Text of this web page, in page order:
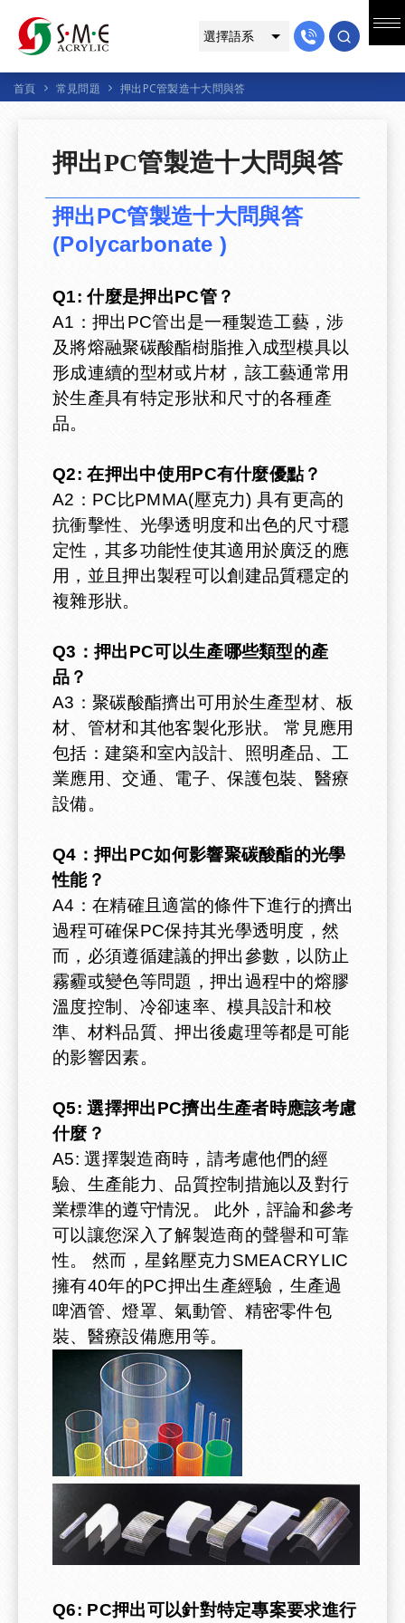
首頁 常見問題 押出PC管製造十大問與答
押出PC管製造十大問與答
押出PC管製造十大問與答
(Polycarbonate )
Q1: 什麼是押出PC管？
A1：押出PC管出是一種製造工藝，涉
及將熔融聚碳酸酯樹脂推入成型模具以
形成連續的型材或片材，該工藝通常用
於生產具有特定形狀和尺寸的各種產
品。
Q2: 在押出中使用PC有什麼優點？
A2：PC比PMMA(壓克力) 具有更高的
抗衝擊性、光學透明度和出色的尺寸穩
定性，其多功能性使其適用於廣泛的應
用，並且押出製程可以創建品質穩定的
複雜形狀。
Q3：押出PC可以生產哪些類型的產
品？
A3：聚碳酸酯擠出可用於生產型材、板
材、管材和其他客製化形狀。 常見應用
包括：建築和室內設計、照明產品、工
業應用、交通、電子、保護包裝、醫療
設備。
Q4：押出PC如何影響聚碳酸酯的光學
性能？
A4：在精確且適當的條件下進行的擠出
過程可確保PC保持其光學透明度，然
而，必須遵循建議的押出參數，以防止
霧霾或變色等問題，押出過程中的熔膠
溫度控制、冷卻速率、模具設計和校
準、材料品質、押出後處理等都是可能
的影響因素。
Q5: 選擇押出PC擠出生產者時應該考慮
什麼？
A5: 選擇製造商時，請考慮他們的經
驗、生產能力、品質控制措施以及對行
業標準的遵守情況。 此外，評論和參考
可以讓您深入了解製造商的聲譽和可靠
性。 然而，星銘壓克力SMEACRYLIC
擁有40年的PC押出生產經驗，生產過
啤酒管、燈罩、氣動管、精密零件包
裝、醫療設備應用等。
Q6: PC押出可以針對特定專案要求進行